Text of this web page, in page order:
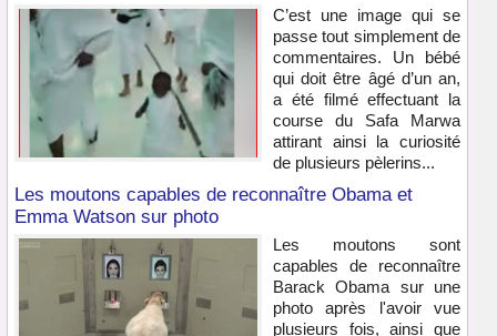
C’est une image qui se
passe tout simplement de
commentaires. Un bébé
qui doit être âgé d’un an,
a été filmé effectuant la
course du Safa Marwa
attirant ainsi la curiosité
de plusieurs pèlerins...
Les moutons capables de reconnaître Obama et
Emma Watson sur photo
Les moutons sont
capables de reconnaître
Barack Obama sur une
photo après l'avoir vue
plusieurs fois, ainsi que